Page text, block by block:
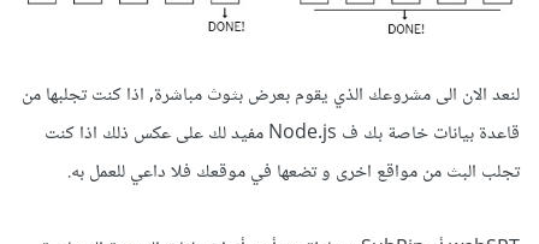
لنعد الان الى مشروعك الذي يقوم بعرض بثوث مباشرة, اذا كنت تجلبها من
قاعدة بيانات خاصة بك ف Node.js مفيد لك على عكس ذلك اذا كنت
تجلب البث من مواقع اخرى و تضعها في موقعك فلا داعي للعمل به.